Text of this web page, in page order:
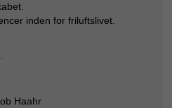
inden for friluftslivet.
Haahr